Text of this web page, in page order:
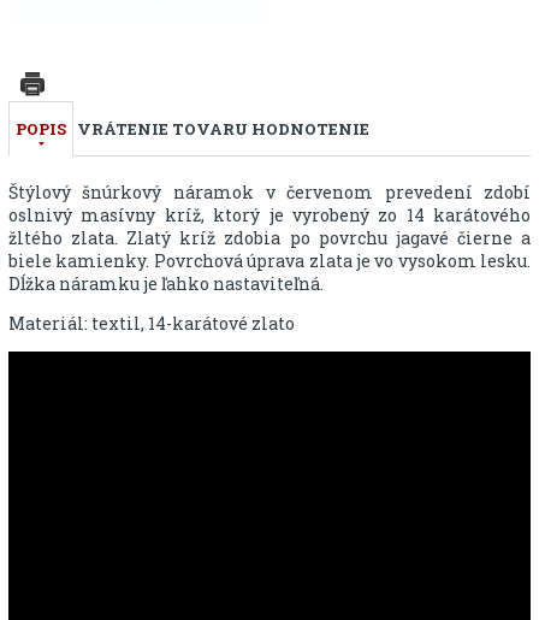
POPIS VRÁTENIE TOVARU HODNOTENIE
Štýlový šnúrkový náramok v červenom prevedení zdobí
oslnivý masívny kríž, ktorý je vyrobený zo 14 karátového
žltého zlata. Zlatý kríž zdobia po povrchu jagavé čierne a
biele kamienky. Povrchová úprava zlata je vo vysokom lesku.
Dĺžka náramku je ľahko nastaviteľná.
Materiál: textil, 14-karátové zlato